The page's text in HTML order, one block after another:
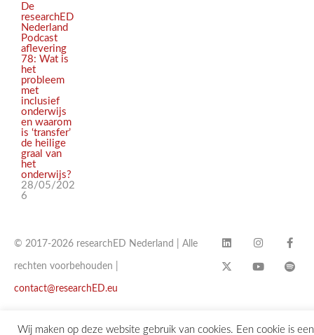
De
researchED
Nederland
Podcast
aflevering
78: Wat is
het
probleem
met
inclusief
onderwijs
en waarom
is ‘transfer’
de heilige
graal van
het
onderwijs?
28/05/202
6
© 2017-2026 researchED Nederland | Alle
rechten voorbehouden |
contact@researchED.eu
Wij maken op deze website gebruik van cookies. Een cookie is een